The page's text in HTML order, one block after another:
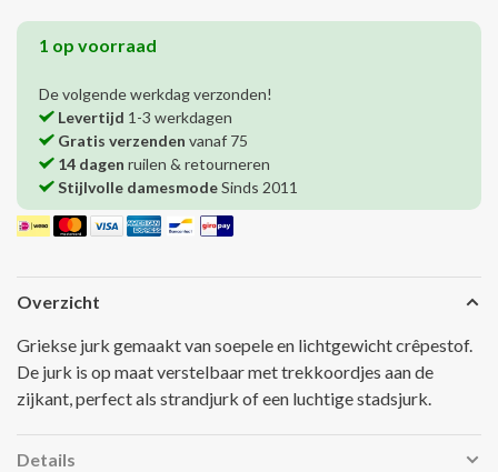
1 op voorraad
De volgende werkdag verzonden!
Levertijd 1-3 werkdagen
Gratis verzenden vanaf 75
14 dagen ruilen & retourneren
Stijlvolle damesmodeSinds 2011
Overzicht
Griekse jurk gemaakt van soepele en lichtgewicht crêpestof.
De jurk is op maat verstelbaar met trekkoordjes aan de
zijkant, perfect als strandjurk of een luchtige stadsjurk.
Details